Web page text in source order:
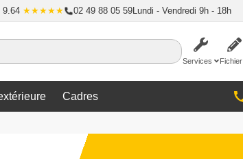
9.64 ★★★★★ 02 49 88 05 59Lundi - Vendredi 9h - 18h
Services Fichier
Cadres